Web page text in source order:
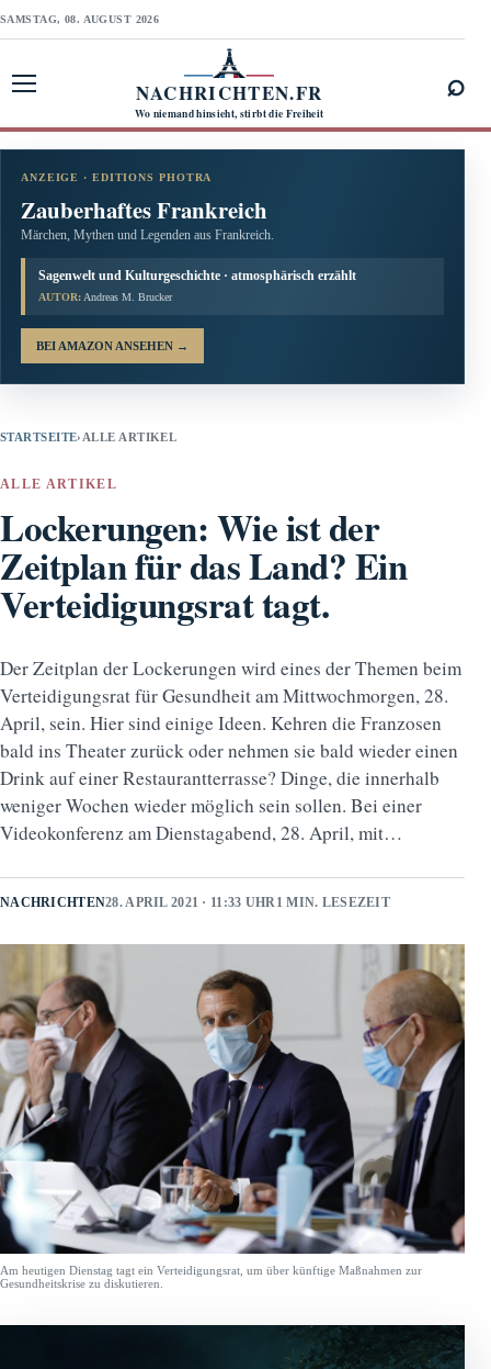
SAMSTAG, 08. AUGUST 2026
NACHRICHTEN.FR
Wo niemand hinsieht, stirbt die Freiheit
⌕
ANZEIGE · EDITIONS PHOTRA
Zauberhaftes Frankreich
Märchen, Mythen und Legenden aus Frankreich.
Sagenwelt und Kulturgeschichte · atmosphärisch erzählt
AUTOR: Andreas M. Brucker
BEI AMAZON ANSEHEN →
STARTSEITE› ALLE ARTIKEL
ALLE ARTIKEL
Lockerungen: Wie ist der
Zeitplan für das Land? Ein
Verteidigungsrat tagt.
Der Zeitplan der Lockerungen wird eines der Themen beim
Verteidigungsrat für Gesundheit am Mittwochmorgen, 28.
April, sein. Hier sind einige Ideen. Kehren die Franzosen
bald ins Theater zurück oder nehmen sie bald wieder einen
Drink auf einer Restaurantterrasse? Dinge, die innerhalb
weniger Wochen wieder möglich sein sollen. Bei einer
Videokonferenz am Dienstagabend, 28. April, mit…
NACHRICHTEN28. APRIL 2021 · 11:33 UHR 1 MIN. LESEZEIT
Am heutigen Dienstag tagt ein Verteidigungsrat, um über künftige Maßnahmen zur
Gesundheitskrise zu diskutieren.